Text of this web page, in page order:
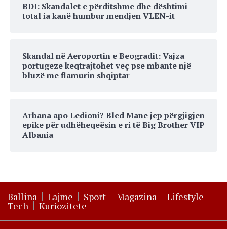
BDI: Skandalet e përditshme dhe dështimi
total ia kanë humbur mendjen VLEN-it
Skandal në Aeroportin e Beogradit: Vajza
portugeze keqtrajtohet veç pse mbante një
bluzë me flamurin shqiptar
Arbana apo Ledioni? Bled Mane jep përgjigjen
epike për udhëheqeësin e ri të Big Brother VIP
Albania
Ballina Lajme Sport Magazina Lifestyle
Tech Kuriozitete